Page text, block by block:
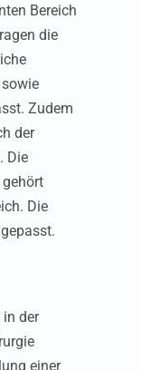
Bereich
die
Zudem
der
Die
Die
in der
einer